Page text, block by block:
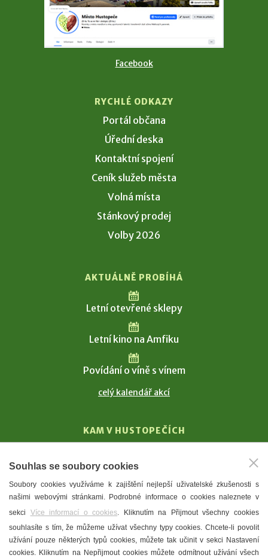
Facebook
RYCHLÉ ODKAZY
Portál občana
Úřední deska
Kontaktní spojení
Ceník služeb města
Volná místa
Stánkový prodej
Volby 2026
AKTUÁLNĚ PROBÍHÁ
Letní otevřené sklepy
Letní kino na Amfiku
Povídání o víně s vínem
celý kalendář akcí
KAM V HUSTOPEČÍCH
T. G. Masaryk
Mandloně
Ubytování
Restaurace
Městské muzeum a galerie
Souhlas se soubory cookies
Soubory cookies využíváme k zajištění nejlepší uživatelské zkušenosti s
našimi webovými stránkami. Podrobné informace o cookies naleznete v
sekci Více informací o cookies. Kliknutím na Přijmout všechny cookies
souhlasíte s tím, že můžeme užívat všechny typy cookies. Chcete-li povolit
užívání pouze některých typů cookies, můžete tak učinit v sekci Nastavení
cookies. Kliknutím na Nepřijmout cookies můžete odmítnout užívání všech